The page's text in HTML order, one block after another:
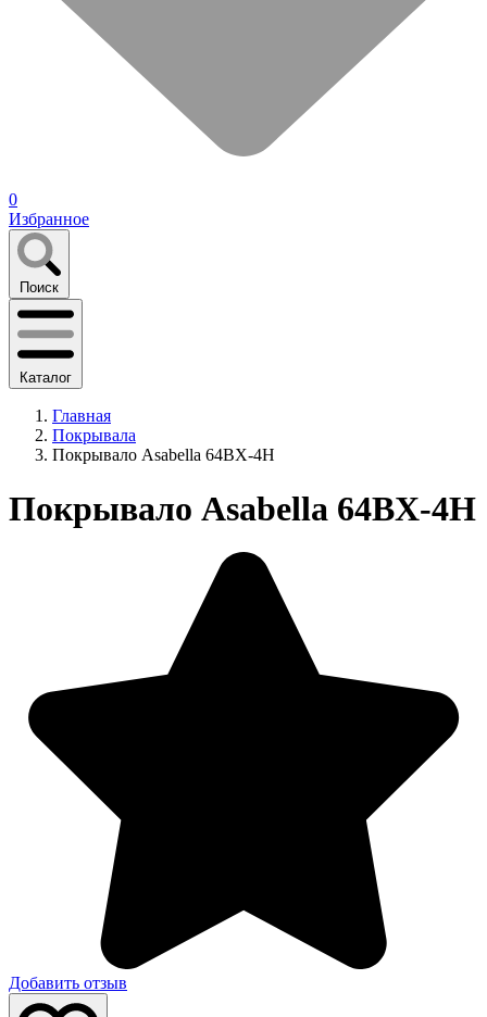
0
Избранное
Поиск
Каталог
Главная
Покрывала
Покрывало Asabella 64ВX-4H
Покрывало Asabella 64ВX-4H
Добавить отзыв